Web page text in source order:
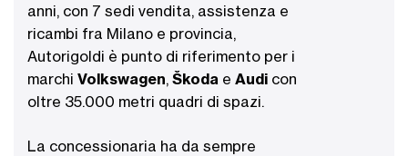
anni, con 7 sedi vendita, assistenza e
ricambi fra Milano e provincia,
Autorigoldi è punto di riferimento per i
marchi Volkswagen, Škoda e Audi con
oltre 35.000 metri quadri di spazi.
La concessionaria ha da sempre